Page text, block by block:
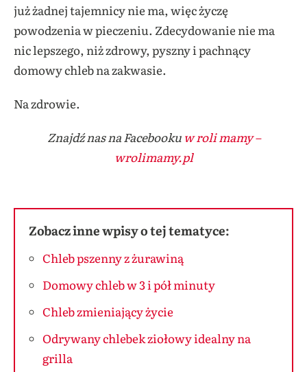
już żadnej tajemnicy nie ma, więc życzę
powodzenia w pieczeniu. Zdecydowanie nie ma
nic lepszego, niż zdrowy, pyszny i pachnący
domowy chleb na zakwasie.
Na zdrowie.
Znajdź nas na Facebooku w roli mamy –
wrolimamy.pl
Zobacz inne wpisy o tej tematyce:
Chleb pszenny z żurawiną
Domowy chleb w 3 i pół minuty
Chleb zmieniający życie
Odrywany chlebek ziołowy idealny na
grilla